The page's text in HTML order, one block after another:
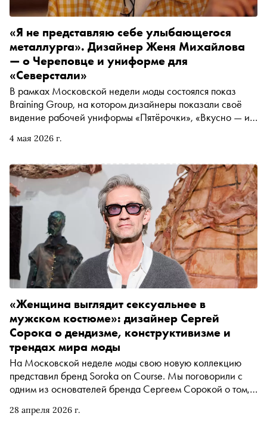
4 мая 2026 г.
«Я не представляю себе улыбающегося
металлурга». Дизайнер Женя Михайлова
— о Череповце и униформе для
«Северстали»
В рамках Московской недели моды состоялся показ
Braining Group, на котором дизайнеры показали своё
видение рабочей униформы «Пятёрочки», «Вкусно — и
Женя Михайлова представила «космическую» одежду
дизайнером о том, как брутальная заводская эстетика
нашла общий язык с «девочковым» брендом и зачем
производству мода
28 апреля 2026 г.
«Женщина выглядит сексуальнее в
мужском костюме»: дизайнер Сергей
Сорока о дендизме, конструктивизме и
трендах мира моды
На Московской неделе моды свою новую коллекцию
представил бренд Soroka on Course. Мы поговорили с
одним из основателей бренда Сергеем Сорокой о том,
остатка ткани может родиться совершенная вещь и что